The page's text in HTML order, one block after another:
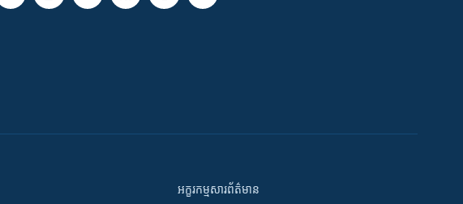
អក្ខរកម្មសារព័ត៌មាន